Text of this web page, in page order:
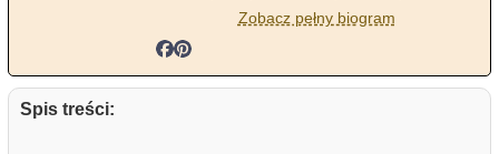
Zobacz pełny biogram
Spis treści: